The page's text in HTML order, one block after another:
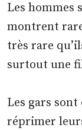
Les hommes
montrent
très rare
surtout une
Les gars
réprimer